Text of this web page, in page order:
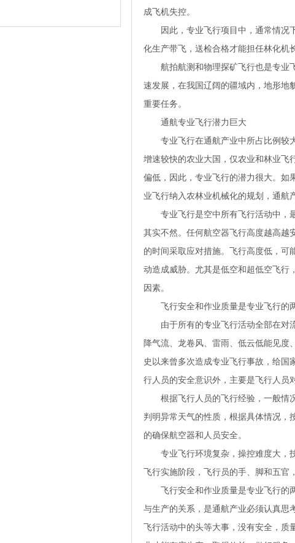
成飞机失控。
因此，专业飞行项目中，通常情况下
化生产带飞，送检合格才能担任林化机长
航拍航测和物理探矿飞行也是专业飞
速发展，在我国辽阔的疆域内，地形地
重要任务。
通航专业飞行潜力巨大
专业飞行在通航产业中所占比例较大
增速较快的农业大国，仅农业和林业飞
偏低，因此，专业飞行的潜力很大。如
业飞行纳入农林业机械化的规划，通航
专业飞行是空中所有飞行活动中，最
其实不然。任何航空器飞行高度越高越
的时间采取应对措施。飞行高度低，可
动造成威胁。尤其是低空和超低空飞行
因素。
飞行安全和作业质量是专业飞行的
由于所有的专业飞行活动全部在对流
降气流、龙卷风、雷雨、低云低能见
史以来曾多次造成专业飞行事故，给
行人员的安全意识外，主要是飞行人员
根据飞行人员的飞行经验，一般情况
判明异常天气的性质，根据具体情况，
的确保航空器和人员安全。
专业飞行环境复杂，操控难度大，技
飞行实施阶段，飞行员的手、脚和五
飞行安全和作业质量是专业飞行的两
与生产的关系，是通航产业必须认真思
飞行活动中的头等大事，没有安全，